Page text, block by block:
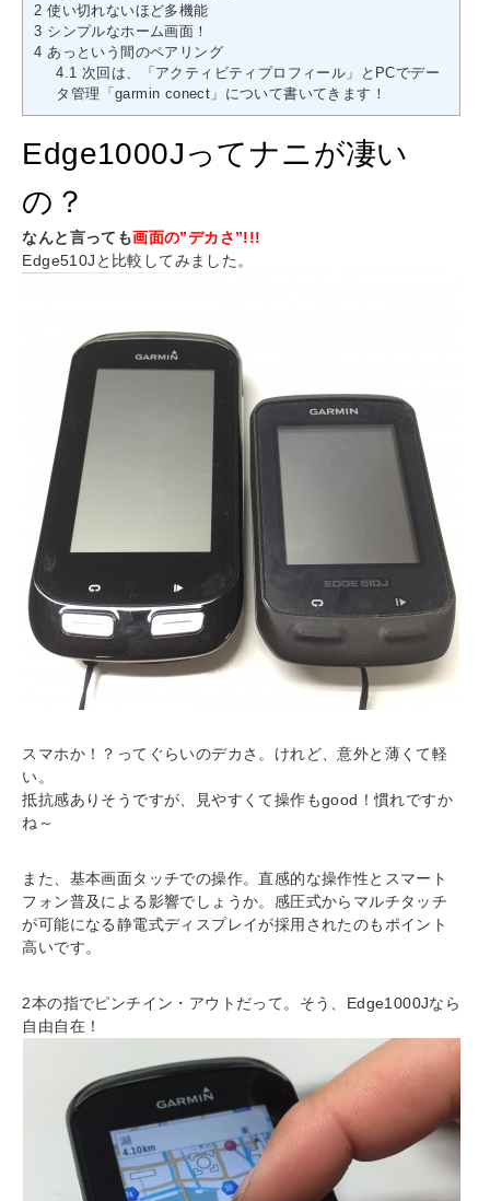
2 使い切れないほど多機能
3 シンプルなホーム画面！
4 あっという間のペアリング
4.1 次回は、「アクティビティプロフィール」とPCでデー
タ管理「garmin conect」について書いてきます！
Edge1000Jってナニが凄い
の？
なんと言っても画面の”デカさ”!!!
Edge510Jと比較してみました。
スマホか！？ってぐらいのデカさ。けれど、意外と薄くて軽
い。
抵抗感ありそうですが、見やすくて操作もgood！慣れですか
ね～
また、基本画面タッチでの操作。直感的な操作性とスマート
フォン普及による影響でしょうか。感圧式からマルチタッチ
が可能になる静電式ディスプレイが採用されたのもポイント
高いです。
2本の指でピンチイン・アウトだって。そう、Edge1000Jなら
自由自在！